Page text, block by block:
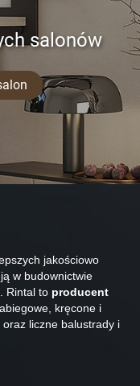
salonów
jakościowo
w budownictwie
Rintal to producent
kręcone i
liczne balustrady i